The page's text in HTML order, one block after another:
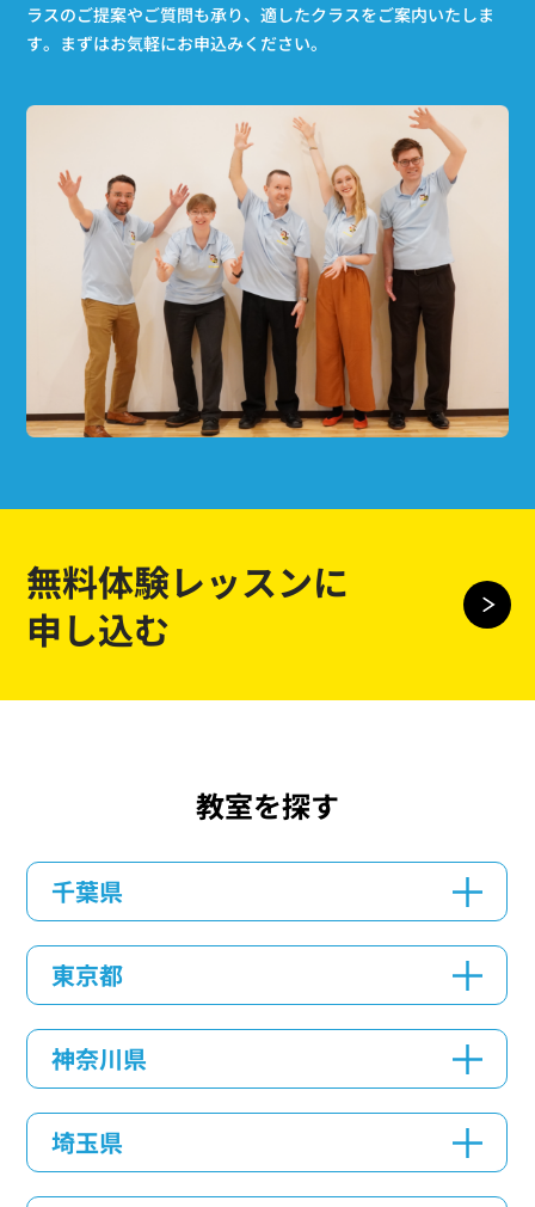
ラスのご提案やご質問も承り、適したクラスをご案内いたしま
す。 まずはお気軽にお申込みください。
無料体験レッスンに
申し込む
教室を探す
千葉県
東京都
神奈川県
埼玉県